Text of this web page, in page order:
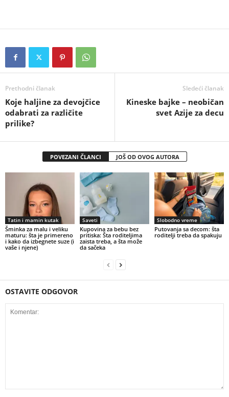
Prethodni članak
Koje haljine za devojčice
odabrati za različite
prilike?
Sledeći članak
Kineske bajke – neobičan
svet Azije za decu
POVEZANI ČLANCI JOŠ OD OVOG AUTORA
Tatin i mamin kutak
Šminka za malu i veliku
maturu: šta je primereno
i kako da izbegnete suze (i
vaše i njene)
Saveti
Kupovina za bebu bez
pritiska: Šta roditeljima
zaista treba, a šta može
da sačeka
Slobodno vreme
Putovanja sa decom: šta
roditelji treba da spakuju
OSTAVITE ODGOVOR